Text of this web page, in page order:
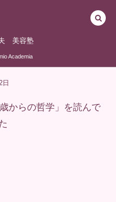
美容塾
Academia
日
歳からの哲学」を読んで